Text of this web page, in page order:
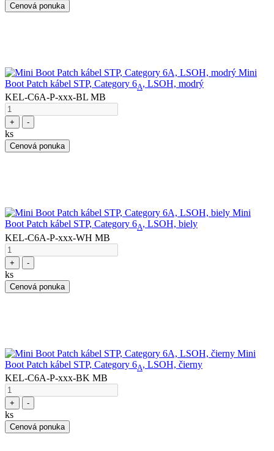
Cenová ponuka
Mini
Boot Patch kábel STP, Category 6A, LSOH, modrý
KEL-C6A-P-xxx-BL MB
+ -
ks
Cenová ponuka
Mini
Boot Patch kábel STP, Category 6A, LSOH, biely
KEL-C6A-P-xxx-WH MB
+ -
ks
Cenová ponuka
Mini
Boot Patch kábel STP, Category 6A, LSOH, čierny
KEL-C6A-P-xxx-BK MB
+ -
ks
Cenová ponuka